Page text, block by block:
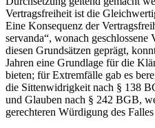
Vertragsfreiheit ist die
Eine Konsequenz der
servanda“, wonach geschlossene
diesen Grundsätzen geprägt,
Jahren eine Grundlage für die
bieten; für Extremfälle gab es
die Sittenwidrigkeit nach § 138
und Glauben nach § 242 BGB,
gerechteren Würdigung des